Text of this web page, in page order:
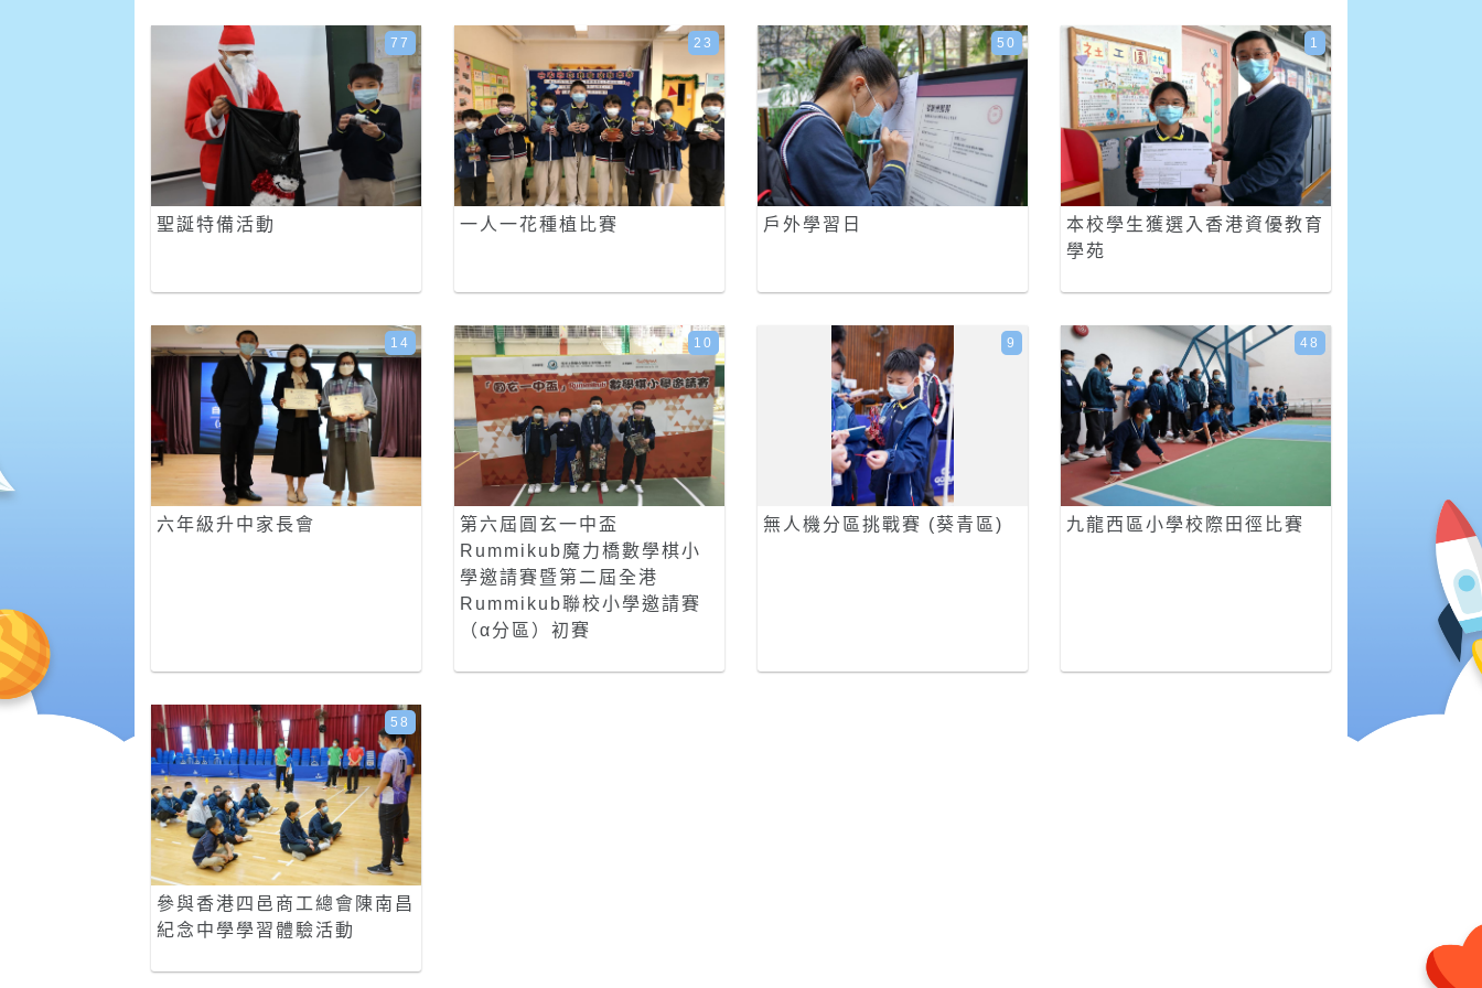
聖誕特備活動
77
一人一花種植比賽
23
戶外學習日
50
本校學生獲選入香港資優教育
學苑
1
六年級升中家長會
14
第六屆圓玄一中盃
Rummikub魔力橋數學棋小
學邀請賽暨第二屆全港
Rummikub聯校小學邀請賽
（α分區）初賽
10
無人機分區挑戰賽 (葵青區)
9
九龍西區小學校際田徑比賽
48
參與香港四邑商工總會陳南昌
紀念中學學習體驗活動
58